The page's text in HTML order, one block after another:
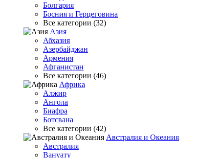
Болгария
Босния и Герцеговина
Все категории (32)
Азия
Абхазия
Азербайджан
Армения
Афганистан
Все категории (46)
Африка
Алжир
Ангола
Биафра
Ботсвана
Все категории (42)
Австралия и Океания
Австралия
Вануату